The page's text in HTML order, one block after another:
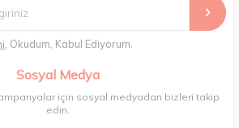
olarak tedarik ediyor ve müşterilerimize
orijinal ambalajlarda gönderim sağlıyoruz.
dönüştürülebilir malzemeler kullanarak
ve daha yaşanabilir bir dünya
, Okudum, Kabul Ediyorum.
Sosyal Medya
için sosyal medyadan bizleri takip
edin.